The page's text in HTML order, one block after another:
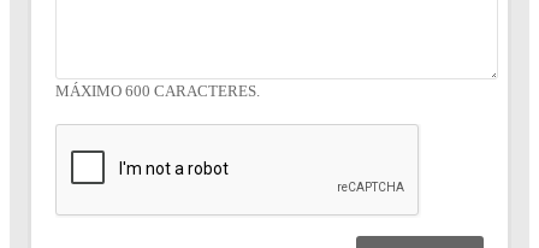
MÁXIMO 600 CARACTERES.